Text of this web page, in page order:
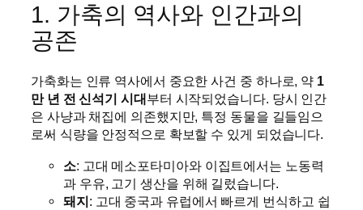
1. 가축의 역사와 인간과의
공존
가축화는 인류 역사에서 중요한 사건 중 하나로, 약 1
만 년 전 신석기 시대 부터 시작되었습니다. 당시 인간
은 사냥과 채집에 의존했지만, 특정 동물을 길들임으
로써 식량을 안정적으로 확보할 수 있게 되었습니다.
소: 고대 메소포타미아와 이집트에서는 노동력
과 우유, 고기 생산을 위해 길렀습니다.
돼지: 고대 중국과 유럽에서 빠르게 번식하고 쉽